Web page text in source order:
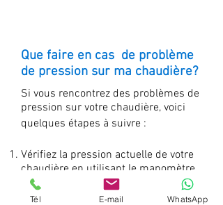
Que faire en cas de problème
de pression sur ma chaudière?
Si vous rencontrez des problèmes de
pression sur votre chaudière, voici
quelques étapes à suivre :
Vérifiez la pression actuelle de votre
chaudière en utilisant le manomètre.
La pression recommandée varie
selon le modèle de la chaudière, mais
Tél E-mail WhatsApp